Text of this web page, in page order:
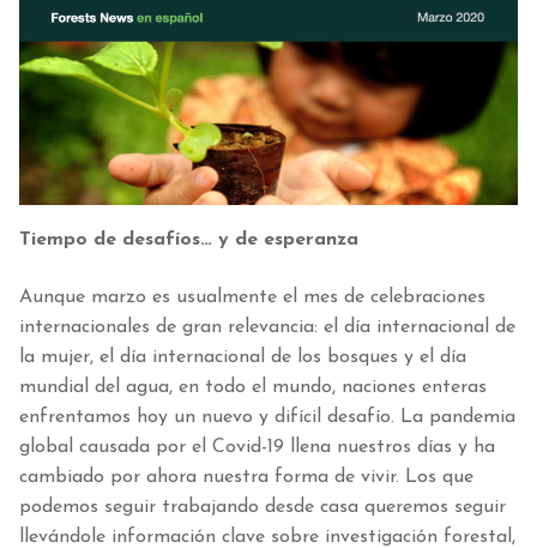
Tiempo de desafíos… y de esperanza
Aunque marzo es usualmente el mes de celebraciones
internacionales de gran relevancia: el día internacional de
la mujer, el día internacional de los bosques y el día
mundial del agua, en todo el mundo, naciones enteras
enfrentamos hoy un nuevo y difícil desafío. La pandemia
global causada por el Covid-19 llena nuestros días y ha
cambiado por ahora nuestra forma de vivir. Los que
podemos seguir trabajando desde casa queremos seguir
llevándole información clave sobre investigación forestal,